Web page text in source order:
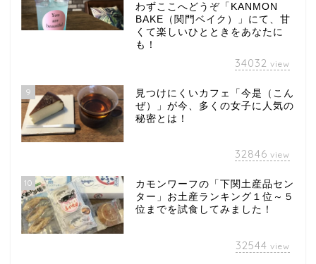
わずここへどうぞ「KANMON
BAKE（関門ベイク）」にて、甘
くて楽しいひとときをあなたに
も！
34032 view
9
見つけにくいカフェ「今是（こん
ぜ）」が今、多くの女子に人気の
秘密とは！
32846 view
10
カモンワーフの「下関土産品セン
ター」お土産ランキング１位～５
位までを試食してみました！
32544 view